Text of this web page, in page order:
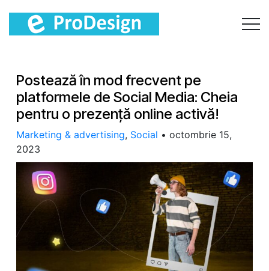
Postează în mod frecvent pe
platformele de Social Media: Cheia
pentru o prezență online activă!
Marketing & advertising, Social • octombrie 15,
2023